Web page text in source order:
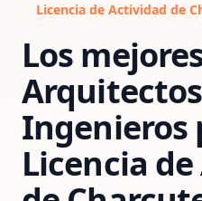
Licencia de Actividad de
Los
Ingenieros
Licencia